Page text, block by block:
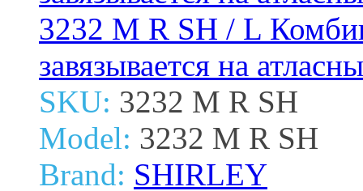
3232 M R SH / L
завязывается на
SKU: 3232 M R SH
Model: 3232 M R SH
Brand: SHIRLEY